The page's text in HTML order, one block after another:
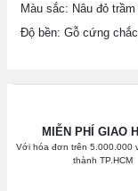
Màu sắc: Nâu đỏ
Độ bền: Gỗ cứng
MIỄN PHÍ GIAO
Với hóa đơn trên 5.000.000
thành TP.HCM